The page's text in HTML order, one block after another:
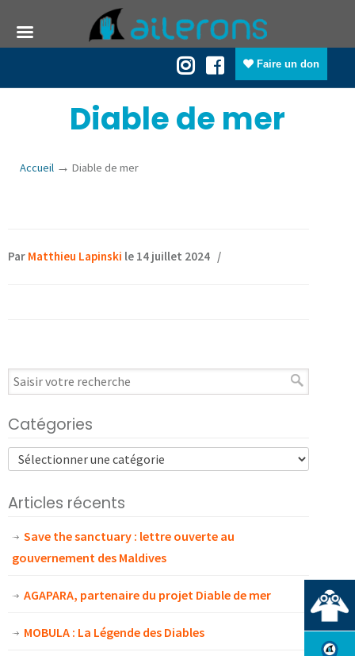
Faire un don
Diable de mer
Accueil → Diable de mer
Par Matthieu Lapinski le 14 juillet 2024 /
Catégories
Articles récents
Save the sanctuary : lettre ouverte au
gouvernement des Maldives
AGAPARA, partenaire du projet Diable de mer
MOBULA : La Légende des Diables